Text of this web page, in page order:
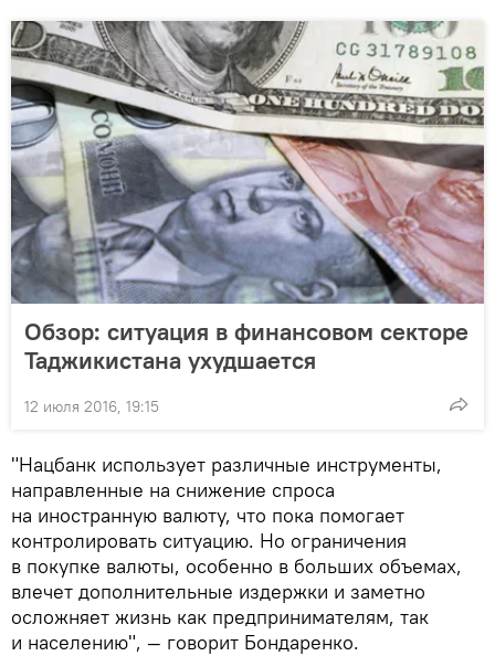
Обзор: ситуация в финансовом секторе
Таджикистана ухудшается
12 июля 2016, 19:15
"Нацбанк использует различные инструменты,
направленные на снижение спроса
на иностранную валюту, что пока помогает
контролировать ситуацию. Но ограничения
в покупке валюты, особенно в больших объемах,
влечет дополнительные издержки и заметно
осложняет жизнь как предпринимателям, так
и населению", — говорит Бондаренко.